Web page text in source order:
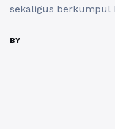
sekaligus berkumpul
kurban
BY